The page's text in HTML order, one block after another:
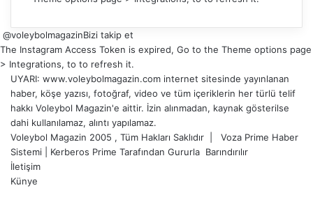
@voleybolmagazinBizi takip et
The Instagram Access Token is expired, Go to the Theme options page
> Integrations, to to refresh it.
UYARI: www.voleybolmagazin.com internet sitesinde yayınlanan
haber, köşe yazısı, fotoğraf, video ve tüm içeriklerin her türlü telif
hakkı Voleybol Magazin'e aittir. İzin alınmadan, kaynak gösterilse
dahi kullanılamaz, alıntı yapılamaz.
Voleybol Magazin 2005 , Tüm Hakları Saklıdır | Voza Prime Haber
Sistemi
Kerberos Prime Tarafından Gururla Barındırılır
İletişim
Künye